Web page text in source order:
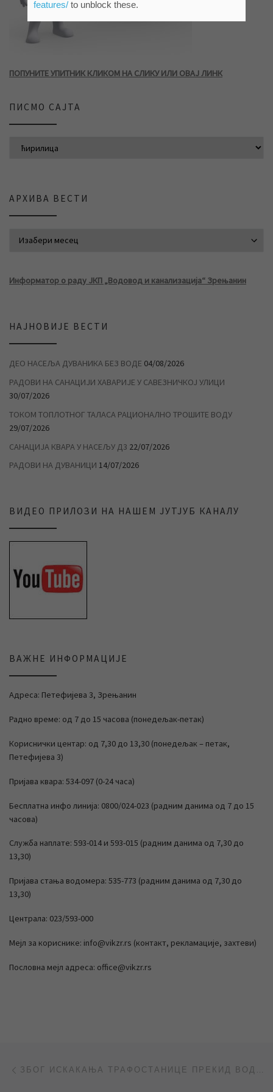
ПОПУНИТЕ УПИТНИК КЛИКОМ НА СЛИКУ ИЛИ ОВАЈ ЛИНК
ПИСМО САЈТА
АРХИВА ВЕСТИ
Информатор о раду ЈКП „Водовод и канализација“ Зрењанин
НАЈНОВИЈЕ ВЕСТИ
ДЕО НАСЕЉА ДУВАНИКА БЕЗ ВОДЕ 04/08/2026
РАДОВИ НА САНАЦИЈИ ХАВАРИЈЕ У САВЕЗНИЧКОЈ УЛИЦИ
30/07/2026
ТОКОМ ТОПЛОТНОГ ТАЛАСА РАЦИОНАЛНО ТРОШИТЕ ВОДУ
29/07/2026
САНАЦИЈА КВАРА У НАСЕЉУ Д3 22/07/2026
РАДОВИ НА ДУВАНИЦИ 14/07/2026
ВИДЕО ПРИЛОЗИ НА НАШЕМ ЈУТЈУБ КАНАЛУ
ВАЖНЕ ИНФОРМАЦИЈЕ
Адреса: Петефијева 3, Зрењанин
Радно време: од 7 до 15 часова (понедељак-петак)
Кориснички центар: од 7,30 до 13,30 (понедељак – петак,
Петефијева 3)
Пријава квара: 534-097 (0-24 часа)
Бесплатна инфо линија: 0800/024-023 (радним данима од 7 до 15
часова)
Служба наплате: 593-014 и 593-015 (радним данима од 7,30 до
13,30)
Пријава стања водомера: 535-773 (радним данима од 7,30 до
13,30)
Централа: 023/593-000
Мејл за кориснике: info@vikzr.rs (контакт, рекламације, захтеви)
Пословна мејл адреса: office@vikzr.rs
Post navigation ЗБОГ ИСКАКАЊА ТРАФОСТАНИЦЕ ПРЕКИД ВОДОСНАБДЕВАЊА У ГРАДУ
features/to unblock these.